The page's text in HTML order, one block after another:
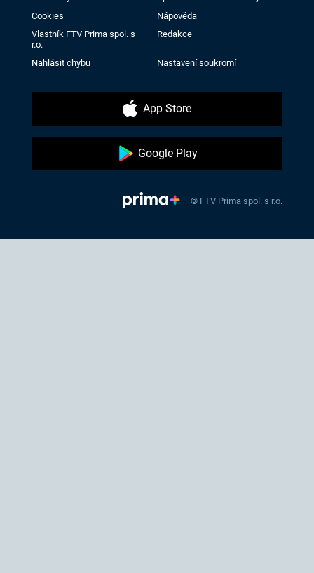
Cookies
Nápověda
Vlastník FTV Prima spol. s
r.o.
Redakce
Nahlásit chybu Nastavení soukromí
App Store
Google Play
© FTV Prima spol. s r.o.